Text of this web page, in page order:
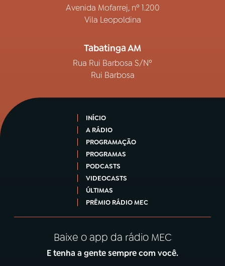
Avenida Mofarrej, nº 1.200
Vila Leopoldina
Tabatinga AM
Rua Rui Barbosa S/Nº
Rui Barbosa
INÍCIO
A RÁDIO
PROGRAMAÇÃO
PROGRAMAS
PODCASTS
VIDEOCASTS
ÚLTIMAS
PRÊMIO RÁDIO MEC
Baixe o app da rádio MEC
E tenha a gente sempre com você.